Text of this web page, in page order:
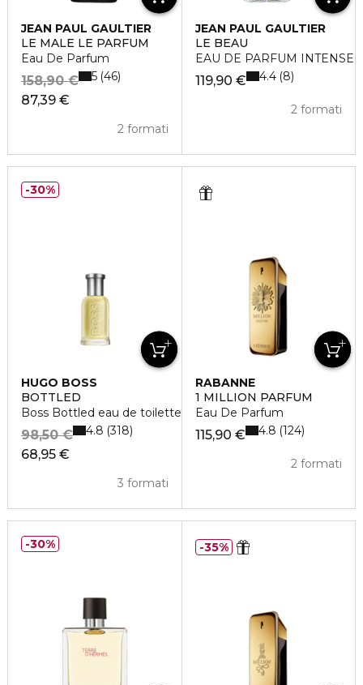
JEAN PAUL GAULTIER
LE MALE LE PARFUM
Eau De Parfum
87,39 €
158,90 €
2 formati
5 46
JEAN PAUL GAULTIER
LE BEAU
EAU DE PARFUM INTENSE
119,90 €
2 formati
4.4 8
HUGO BOSS
BOTTLED
Boss Bottled eau de toilette vaporisateur
68,95 €
98,50 €
3 formati
4.8 318
30%
RABANNE
1 MILLION PARFUM
Eau De Parfum
115,90 €
2 formati
4.8 124
30% 35%